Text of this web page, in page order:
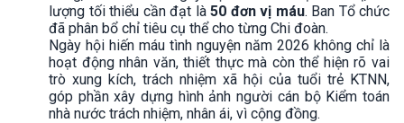
lượng tối thiểu cần đạt là 50 đơn vị máu. Ban Tổ chức
đã phân bổ chỉ tiêu cụ thể cho từng Chi đoàn.
Ngày hội hiến máu tình nguyện năm 2026 không chỉ là
hoạt động nhân văn, thiết thực mà còn thể hiện rõ vai
trò xung kích, trách nhiệm xã hội của tuổi trẻ KTNN,
góp phần xây dựng hình ảnh người cán bộ Kiểm toán
nhà nước trách nhiệm, nhân ái, vì cộng đồng.